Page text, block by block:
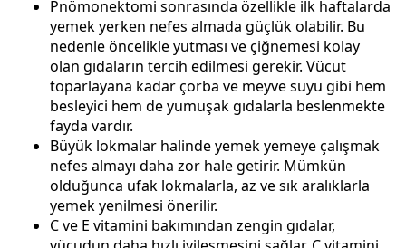
Pnömonektomi sonrasında özellikle ilk haftalarda
yemek yerken nefes almada güçlük olabilir. Bu
nedenle öncelikle yutması ve çiğnemesi kolay
olan gıdaların tercih edilmesi gerekir. Vücut
toparlayana kadar çorba ve meyve suyu gibi hem
besleyici hem de yumuşak gıdalarla beslenmekte
fayda vardır.
Büyük lokmalar halinde yemek yemeye çalışmak
nefes almayı daha zor hale getirir. Mümkün
olduğunca ufak lokmalarla, az ve sık aralıklarla
yemek yenilmesi önerilir.
C ve E vitamini bakımından zengin gıdalar,